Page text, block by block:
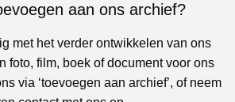
aan ons archief?
met het verder ontwikkelen van ons
foto, film, boek of document voor ons
via ‘toevoegen aan archief’, of neem